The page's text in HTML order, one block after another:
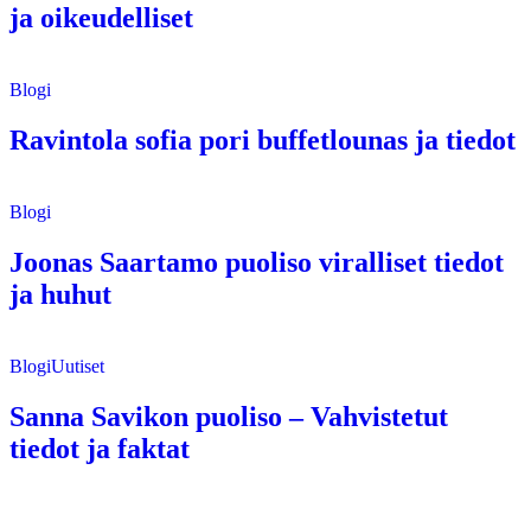
ja oikeudelliset
Blogi
Ravintola sofia pori buffetlounas ja tiedot
Blogi
Joonas Saartamo puoliso viralliset tiedot
ja huhut
BlogiUutiset
Sanna Savikon puoliso – Vahvistetut
tiedot ja faktat